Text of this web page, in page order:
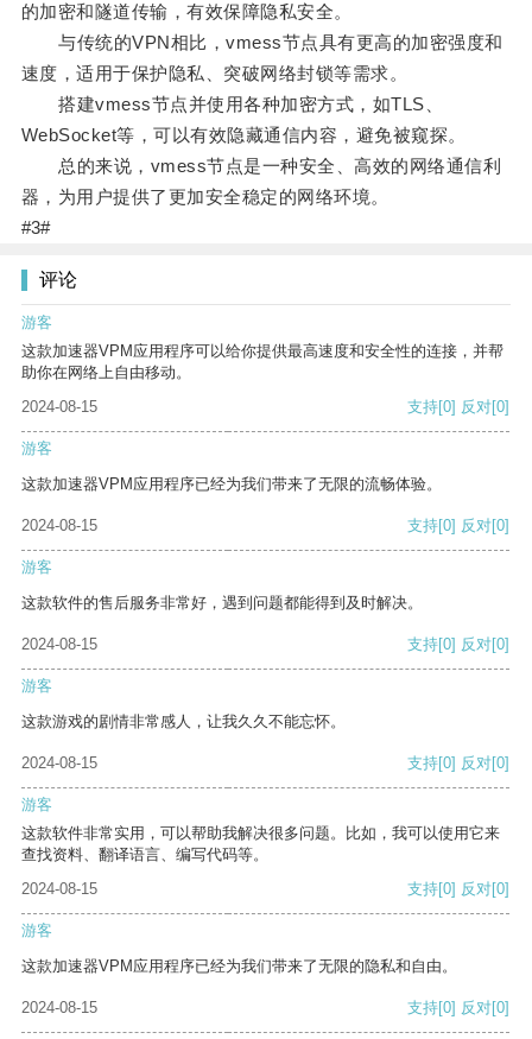
的加密和隧道传输，有效保障隐私安全。
与传统的VPN相比，vmess节点具有更高的加密强度和
速度，适用于保护隐私、突破网络封锁等需求。
搭建vmess节点并使用各种加密方式，如TLS、
WebSocket等，可以有效隐藏通信内容，避免被窥探。
总的来说，vmess节点是一种安全、高效的网络通信利
器，为用户提供了更加安全稳定的网络环境。
#3#
评论
游客
这款加速器VPM应用程序可以给你提供最高速度和安全性的连接，并帮
助你在网络上自由移动。
2024-08-15
支持[0] 反对[0]
游客
这款加速器VPM应用程序已经为我们带来了无限的流畅体验。
2024-08-15 支持[0] 反对[0]
游客
这款软件的售后服务非常好，遇到问题都能得到及时解决。
2024-08-15 支持[0] 反对[0]
游客
这款游戏的剧情非常感人，让我久久不能忘怀。
2024-08-15 支持[0] 反对[0]
游客
这款软件非常实用，可以帮助我解决很多问题。比如，我可以使用它来
查找资料、翻译语言、编写代码等。
2024-08-15
支持[0] 反对[0]
游客
这款加速器VPM应用程序已经为我们带来了无限的隐私和自由。
2024-08-15 支持[0] 反对[0]